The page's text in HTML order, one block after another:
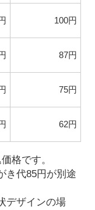
100円
87円
75円
62円
格です。
き代85円が別途
デザインの場